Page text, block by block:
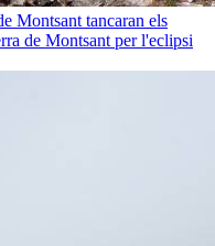
Montsant tancaran els
de Montsant per l'eclipsi